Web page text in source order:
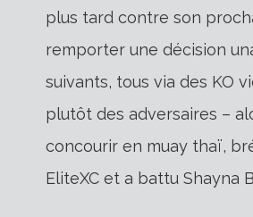
plus tard contre son
remporter une décision
suivants, tous via des KO
plutôt des adversaires –
concourir en muay thaï,
EliteXC et a battu Shayna